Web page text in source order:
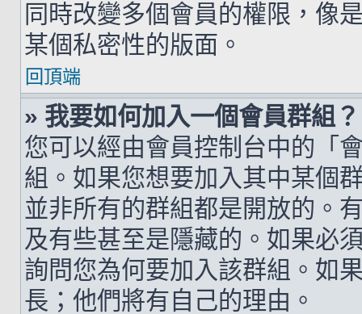
同時改變多個會員的權限，像
某個私密性的版面。
回頂端
» 我要如何加入一個會員群組？
您可以經由會員控制台中的「
組。如果您想要加入其中某個
並非所有的群組都是開放的。
及有些甚至是隱藏的。如果必
詢問您為何要加入該群組。如
長；他們將有自己的理由。